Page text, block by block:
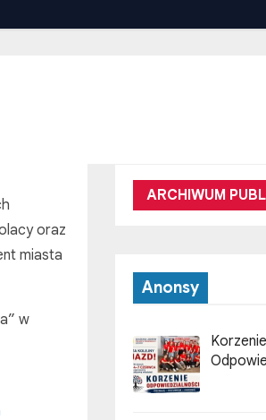
oraz
miasta
w
ARCHIWUM
Anonsy
Korzenie